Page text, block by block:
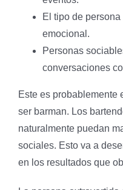
El tipo de
emocional.
Personas
conversaciones
Este es probablemente
ser barman. Los
naturalmente puedan
sociales. Esto va a
en los resultados que